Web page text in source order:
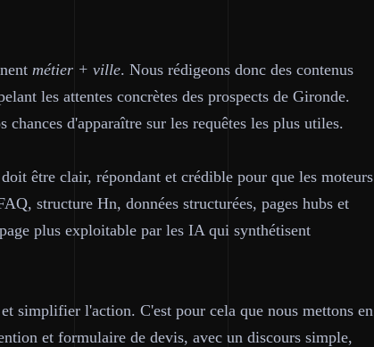
métier + ville. Nous rédigeons donc des contenus
les attentes concrètes des prospects de Gironde.
chances d'apparaître sur les requêtes les plus utiles.
être clair, répondant et crédible pour que les moteurs
structure Hn, données structurées, pages hubs et
plus exploitable par les IA qui synthétisent
simplifier l'action. C'est pour cela que nous mettons en
et formulaire de devis, avec un discours simple,